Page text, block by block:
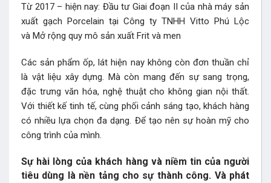
Từ 2017 – hiện nay: Đầu tư Giai đoạn II của nhà máy sản
xuất gạch Porcelain tại Công ty TNHH Vitto Phú Lộc
và Mở rộng quy mô sản xuất Frit và men
Các sản phẩm ốp, lát hiện nay không còn đơn thuần chỉ
là vật liệu xây dựng. Mà còn mang đến sự sang trọng,
đặc trưng văn hóa, nghệ thuật cho không gian nội thất.
Với thiết kế tinh tế, cùng phối cảnh sáng tạo, khách hàng
có nhiều lựa chọn đa dạng. Để tạo nên sự hoàn mỹ cho
công trình của mình.
Sự hài lòng của khách hàng và niềm tin của người
tiêu dùng là nền tảng cho sự thành công. Và phát